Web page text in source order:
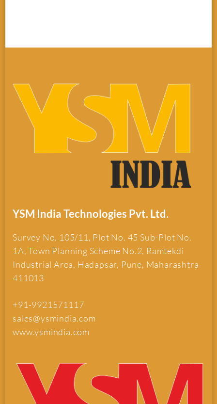
YSM India Technologies Pvt. Ltd.
Survey No. 105/11, Plot No. 45 Sub-Plot No.
1A, Town Planning Scheme No.2, Ramtekdi
Industrial Area, Hadapsar, Pune, Maharashtra
411013
+91-9921571117
sales@ysmindia.com
www.ysmindia.com